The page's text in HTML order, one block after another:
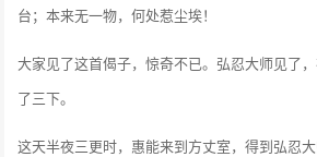
台；本来无一物，何处惹尘埃！
大家见了这首偈子，惊奇不已。弘忍大师见了
了三下。
这天半夜三更时，惠能来到方丈室，得到弘忍大